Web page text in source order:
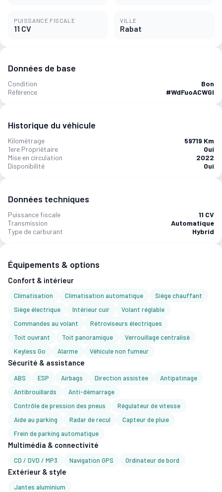
PUISSANCE FISCALE
11 CV
VILLE
Rabat
Données de base
Condition
Bon
Référence
#WdFuoACWGI
Historique du véhicule
Kilométrage
59719 Km
1ere Propriétaire
Oui
Mise en circulation
2022
Disponibilité
Oui
Données techniques
Puissance fiscale
11 CV
Transmission
Automatique
Type de carburant
Hybrid
Équipements & options
Confort & intérieur
Climatisation Climatisation automatique
Siège chauffant
Siège électrique
Intérieur cuir
Volant réglable
Commandes au volant
Rétroviseurs électriques
Toit ouvrant
Toit panoramique
Verrouillage centralisé
Keyless Go
Alarme Véhicule non fumeur
Sécurité & assistance
ABS ESP Airbags Direction assistée
Antipatinage
Antibrouillards
Anti-démarrage
Contrôle de pression des pneus
Régulateur de vitesse
Aide au parking
Radar de recul
Capteur de pluie
Frein de parking automatique
Multimédia & connectivité
CD / DVD / MP3 Navigation GPS Ordinateur de bord
Extérieur & style
Jantes aluminium